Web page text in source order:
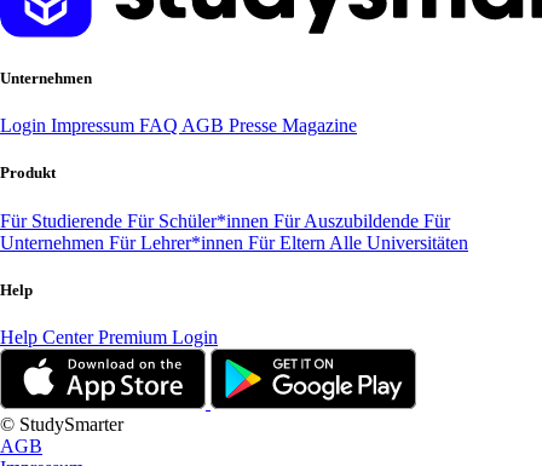
Unternehmen
Login Impressum FAQ AGB Presse Magazine
Produkt
Für Studierende Für Schüler*innen Für Auszubildende Für
Unternehmen Für Lehrer*innen Für Eltern Alle Universitäten
Help
Help CenterPremium Login
© StudySmarter
AGB